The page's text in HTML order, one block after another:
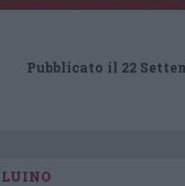
Pubblicato il 22
LUINO